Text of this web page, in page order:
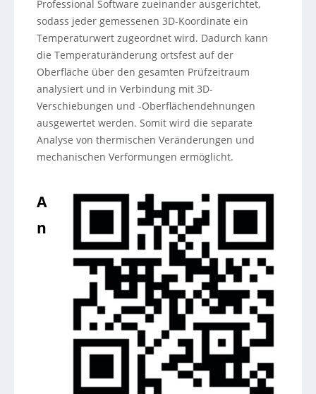
Professional Software zueinander ausgerichtet,
sodass jeder gemessenen 3D-Koordinate ein
Temperaturwert zugeordnet wird. Dadurch kann
die Temperaturänderung ortsfest auf der
Oberfläche über den gesamten Prüfzeitraum
analysiert und in Verbindung mit 3D-
Verschiebungen und -Oberflächendehnungen
ausgewertet werden. Somit wird die separate
Analyse von thermischen Veränderungen und
mechanischen Verformungen ermöglicht.
A
n